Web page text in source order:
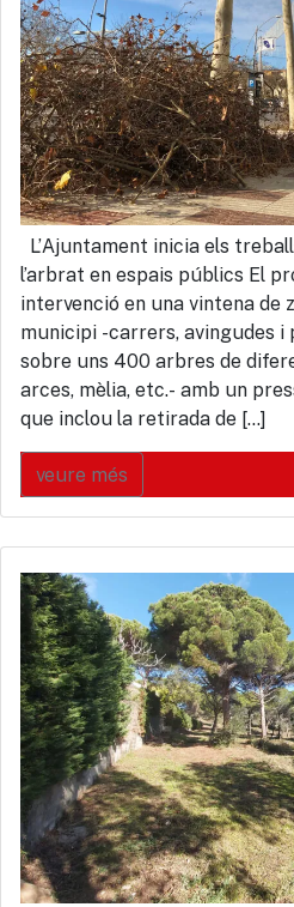
L’Ajuntament inicia els
l’arbrat en espais públics El
intervenció en una vintena de
municipi -carrers, avingudes i
sobre uns 400 arbres de
arces, mèlia, etc.- amb un
que inclou la retirada de […]
veure més